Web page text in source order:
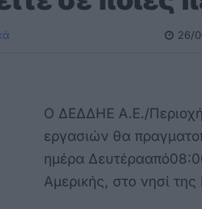
26/
Ο ΔΕΔΔΗΕ Α.Ε./Περιοχή
εργασιών θα
ημέρα
Αμερικής, στο νησί